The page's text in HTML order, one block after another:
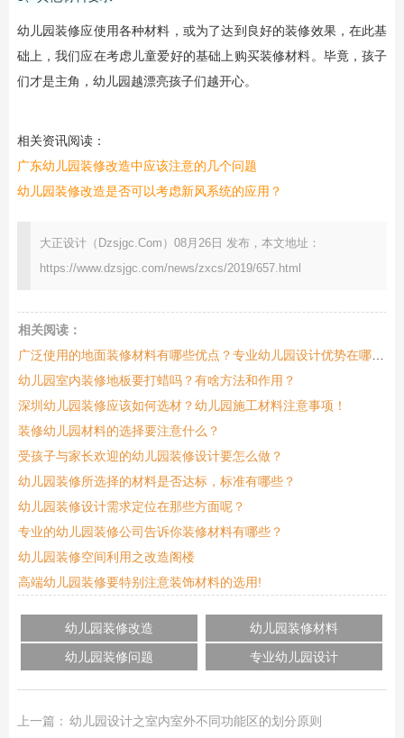
幼儿园装修应使用各种材料，或为了达到良好的装修效果，在此基
础上，我们应在考虑儿童爱好的基础上购买装修材料。毕竟，孩子
们才是主角，幼儿园越漂亮孩子们越开心。
相关资讯阅读：
广东幼儿园装修改造中应该注意的几个问题
幼儿园装修改造是否可以考虑新风系统的应用？
大正设计（Dzsjgc.Com）08月26日 发布，本文地址：
https://www.dzsjgc.com/news/zxcs/2019/657.html
相关阅读：
广泛使用的地面装修材料有哪些优点？专业幼儿园设计优势在哪里？
幼儿园室内装修地板要打蜡吗？有啥方法和作用？
深圳幼儿园装修应该如何选材？幼儿园施工材料注意事项！
装修幼儿园材料的选择要注意什么？
受孩子与家长欢迎的幼儿园装修设计要怎么做？
幼儿园装修所选择的材料是否达标，标准有哪些？
幼儿园装修设计需求定位在那些方面呢？
专业的幼儿园装修公司告诉你装修材料有哪些？
幼儿园装修空间利用之改造阁楼
高端幼儿园装修要特别注意装饰材料的选用!
幼儿园装修改造
幼儿园装修材料
幼儿园装修问题
专业幼儿园设计
上一篇： 幼儿园设计之室内室外不同功能区的划分原则